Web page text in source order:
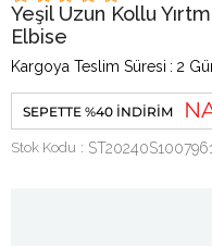
Yeşil Uzun Kollu
Elbise
Kargoya Teslim Süresi : 2
SEPETTE %40 İNDIRIM
Stok Kodu ST20240S1007961